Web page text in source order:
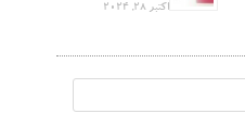
اکتبر 28, 2024